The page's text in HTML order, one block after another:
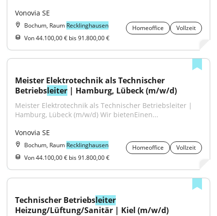
Vonovia SE
Bochum, Raum Recklinghausen Homeoffice
Vollzeit
Von 44.100,00 € bis 91.800,00 €
Meister Elektrotechnik als Technischer
Betriebsleiter | Hamburg, Lübeck (m/w/d)
Meister Elektrotechnik als Technischer Betriebsleiter |
Hamburg, Lübeck (m/w/d) Wir bietenEinen...
Vonovia SE
Bochum, Raum Recklinghausen Homeoffice
Vollzeit
Von 44.100,00 € bis 91.800,00 €
Technischer Betriebsleiter
Heizung/Lüftung/Sanitär | Kiel (m/w/d)